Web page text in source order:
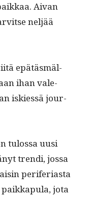
Aivan
neljää
epätäs­mäl­
ihan vale­
iskiessä jour­
tulos­sa uusi
tren­di, jos­sa
per­ife­ri­as­ta
jota